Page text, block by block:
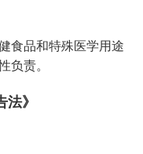
食品和特殊医学用途
负责。
》